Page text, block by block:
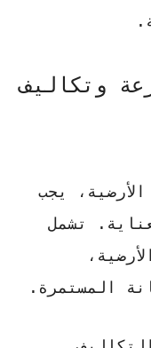
وتكاليف
يجب
تشمل
المستمرة.